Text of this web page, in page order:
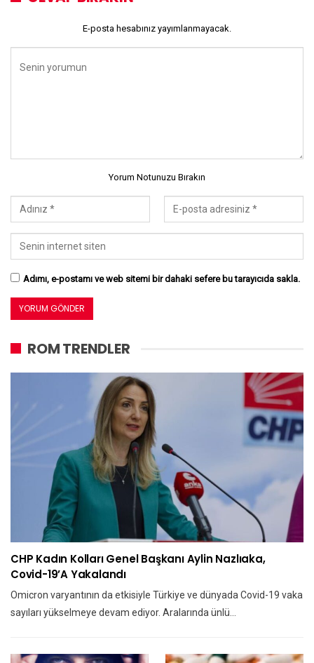
E-posta hesabınız yayımlanmayacak.
Yorum Notunuzu Bırakın
Adımı, e-postamı ve web sitemi bir dahaki sefere bu tarayıcıda sakla.
ROM TRENDLER
CHP Kadın Kolları Genel Başkanı Aylin Nazlıaka,
Covid-19’a Yakalandı
Omicron varyantının da etkisiyle Türkiye ve dünyada Covid-19 vaka
sayıları yükselmeye devam ediyor. Aralarında ünlü…